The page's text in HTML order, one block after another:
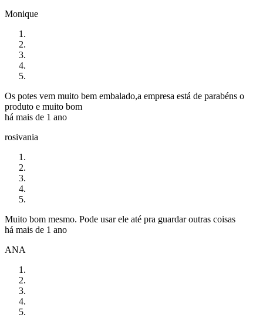
Monique
Os potes vem muito bem embalado,a empresa está de parabéns o
produto e muito bom
há mais de 1 ano
rosivania
Muito bom mesmo. Pode usar ele até pra guardar outras coisas
há mais de 1 ano
ANA